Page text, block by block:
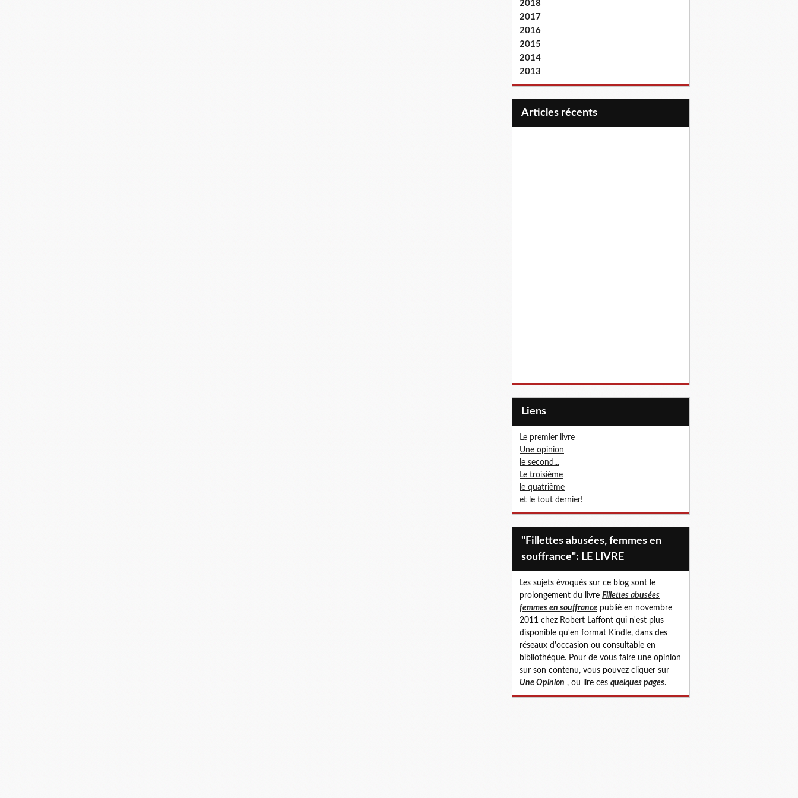
2018
2017
2016
2015
2014
2013
articles récents
Liens
Le premier livre
Une opinion
le second...
Le troisième
le quatrième
et le tout dernier!
"Fillettes abusées, femmes en
souffrance": LE LIVRE
Les sujets évoqués sur ce blog sont le
prolongement du livre Fillettes abusées
femmes en souffrance publié en novembre
2011 chez Robert Laffont qui n'est plus
disponible qu'en format Kindle, dans des
réseaux d'occasion ou consultable en
bibliothèque. Pour de vous faire une opinion
sur son contenu, vous pouvez cliquer sur
Une Opinion , ou lire ces quelques pages.